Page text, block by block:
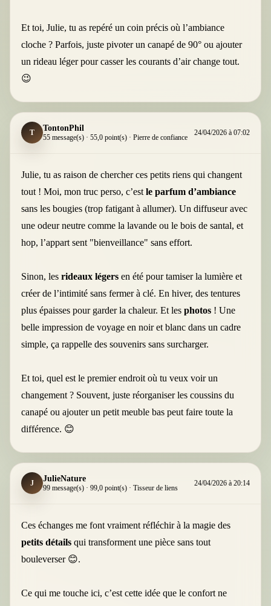
Et toi, Julie, tu as repéré un coin précis où l’ambiance
cloche ? Parfois, juste pivoter un canapé de 90° ou ajouter
un rideau léger pour casser les courants d’air change tout.
😉
T TontonPhil
55 message(s) · 55,0 point(s) · Pierre de confiance
24/04/2026 à 07:02
Julie, tu as raison de chercher ces petits riens qui changent
tout ! Moi, mon truc perso, c’estle parfum d’ambiance
sans les bougies (trop fatigant à allumer). Un diffuseur avec
une odeur neutre comme la lavande ou le bois de santal, et
hop, l’appart sent "bienveillance" sans effort.
Sinon, lesrideaux légers en été pour tamiser la lumière et
créer de l’intimité sans fermer à clé. En hiver, des tentures
plus épaisses pour garder la chaleur. Et lesphotos ! Une
belle impression de voyage en noir et blanc dans un cadre
simple, ça rappelle des souvenirs sans surcharger.
Et toi, quel est le premier endroit où tu veux voir un
changement ? Souvent, juste réorganiser les coussins du
canapé ou ajouter un petit meuble bas peut faire toute la
différence. 😊
J JulieNature
99 message(s) · 99,0 point(s) · Tisseur de liens
24/04/2026 à 20:14
Ces échanges me font vraiment réfléchir à la magie des
petits détails qui transforment une pièce sans tout
bouleverser 😊.
Ce qui me touche ici, c’est cette idée que le confort ne